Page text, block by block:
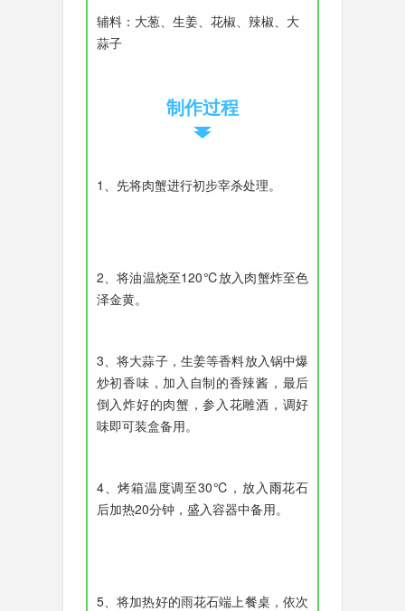
辅料：大葱、生姜、花椒、辣椒、大
蒜子
制作过程
1、先将肉蟹进行初步宰杀处理。
2、将油温烧至120℃放入肉蟹炸至色
泽金黄。
3、将大蒜子，生姜等香料放入锅中爆
炒初香味，加入自制的香辣酱，最后
倒入炸好的肉蟹，参入花雕酒，调好
味即可装盒备用。
4、烤箱温度调至30℃，放入雨花石
后加热20分钟，盛入容器中备用。
5、将加热好的雨花石端上餐桌，依次